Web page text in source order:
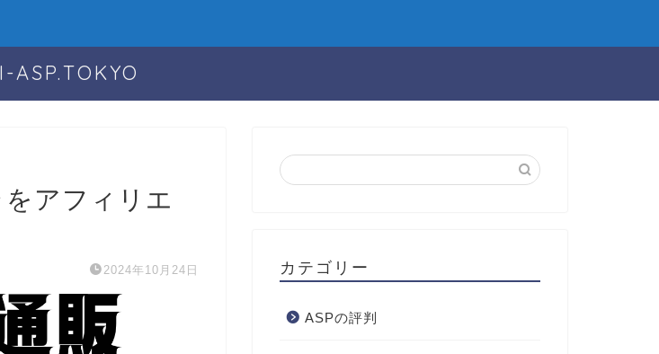
ASP.TOKYO
をアフィリエ
2024年10月24日 カテゴリー
ASPの評判